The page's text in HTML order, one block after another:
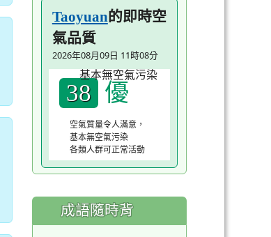
Taoyuan的即時空
氣品質
2026年08月09日 11時08分
38 優
空氣質量令人滿意，
基本無空氣污染
各類人群可正常活動
成語隨時背